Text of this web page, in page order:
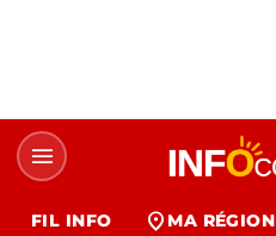
menu
FIL INFO location_on MA RÉGION